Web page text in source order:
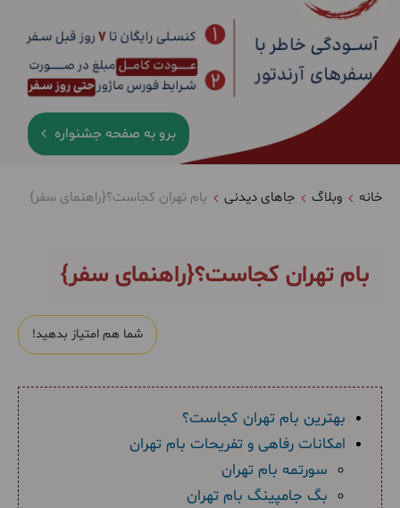
برو به صفحه جشنواره
خانه وبلاگ جاهای دیدنی بام تهران کجاست؟{راهنمای سفر}
بام تهران کجاست؟{راهنمای سفر}
شما هم امتیاز بدهید!
بهترین بام تهران کجاست؟
امکانات رفاهی و تفریحات بام تهران
سورتمه بام تهران
بگ جامپینگ بام تهران